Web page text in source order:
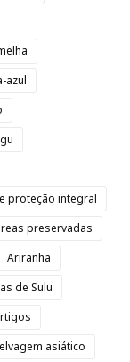
azul
proteção integral
preservadas
Ariranha
de Sulu
asiático